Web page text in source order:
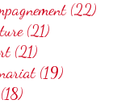
(22)
(21)
(21)
(19)